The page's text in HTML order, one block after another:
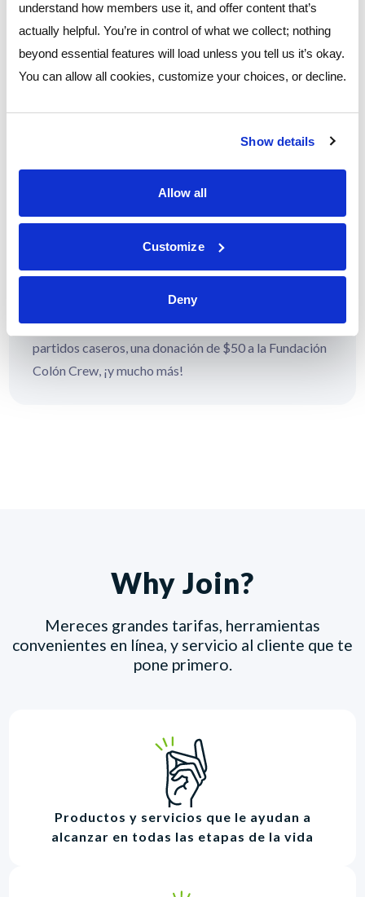
understand how members use it, and offer content that’s
actually helpful. You’re in control of what we collect; nothing
beyond essential features will load unless you tell us it’s okay.
You can allow all cookies, customize your choices, or decline.
Show details
Allow all
Customize
Deny
Calificar
Para poder recibir recompensas, simplemente rellene
lo siguiente en los 60 días siguientes a partir de la
de al menos 100 dólares, o completar 10
transacciones con tarjetas de débito (excluidas las
Ser recompensada
¡Ahora cosechas los beneficios! Una tarjeta de
recompensa de $50, 10.00% de descuento en The
Crew Shop, descuentos en entradas para seleccionar
partidos caseros, una donación de $50 a la Fundación
Colón Crew, ¡y mucho más!
Why Join?
Mereces grandes tarifas, herramientas
convenientes en línea, y servicio al cliente que te
pone primero.
Productos y servicios que le ayudan a
alcanzar en todas las etapas de la vida